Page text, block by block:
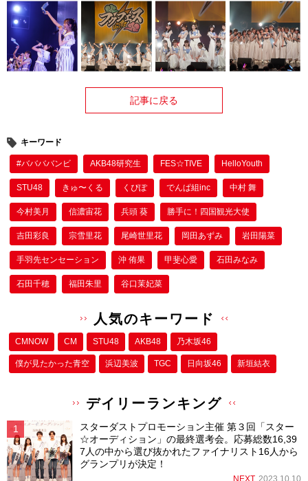
記事に戻る
キーワード
#ババババンビ AKB48研究生 FES☆TIVE HelloYouth
STU48 きゅ〜くる くぴぽ でんぱ組inc 中村 舞
今村美月 信濃宙花 兵頭 葵 勝手に！四国観光大使
吉田彩良 宗雪里花 尾崎世里花 岡田あずみ 岩田陽菜
手羽先センセーション 沖 侑果 甲斐心愛 石田みなみ
石田千穂 福田朱里 谷口茉妃菜
人気のキーワード
CMNOW CM STU48 AKB48 乃木坂46
僕が⾒たかった⻘空 浜辺美波 TGC 日向坂46 新垣結衣
デイリーランキング
スターダストプロモーション主催 第３回「スター
☆オーディション」の最終選考会。応募総数16,39
7人の中から選び抜かれたファイナリスト16人から
グランプリが決定！